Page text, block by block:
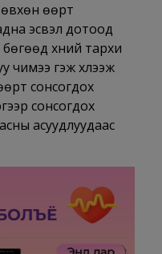
өөрт
эсвэл дотоод
бөгөөд хүний тархи
чимээ гэж хүлээж
сонсогдох
сонсогдох
асуудлуудаас